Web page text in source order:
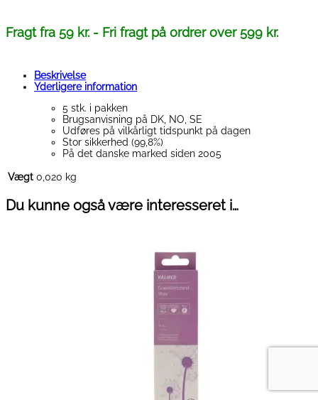
Fragt fra 59 kr. - Fri fragt på ordrer over 599 kr.
Beskrivelse
Yderligere information
5 stk. i pakken
Brugsanvisning på DK, NO, SE
Udføres på vilkårligt tidspunkt på dagen
Stor sikkerhed (99,8%)
På det danske marked siden 2005
Vægt 0,020 kg
Du kunne også være interesseret i…